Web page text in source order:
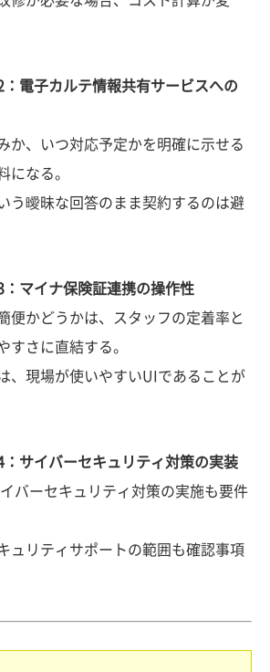
電子カルテ情報共有サービスへの
か、いつ対応予定かを明確に示せる
になる。
う曖昧な回答のまま契約するのは避
マイナ保険証連携の操作性
便かどうかは、スタッフの定着率と
すさに直結する。
、現場が使いやすいUIであることが
サイバーセキュリティ対策の実装
バーセキュリティ対策の実施も要件
ュリティサポートの範囲も確認事項